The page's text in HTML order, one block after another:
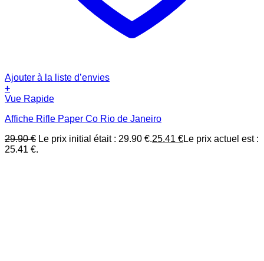
Ajouter à la liste d’envies
+
Vue Rapide
Affiche Rifle Paper Co Rio de Janeiro
29.90€ Le prix initial était : 29.90 €.25.41 €Le prix actuel est :
25.41 €.